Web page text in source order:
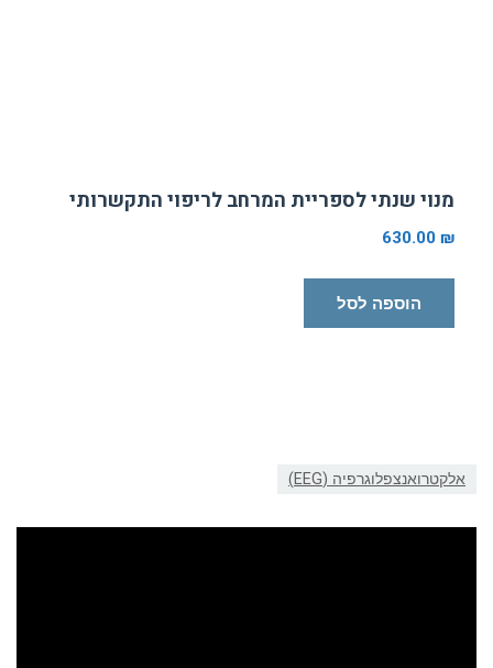
מנוי שנתי לספריית המרחב לריפוי התקשרותי
630.00 ₪
הוספה לסל
אלקטרואנצפלוגרפיה (EEG)